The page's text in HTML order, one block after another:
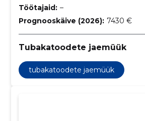
Töötajaid: –
Prognooskäive (2026): 7430 €
Tubakatoodete jaemüük
tubakatoodete jaemüük